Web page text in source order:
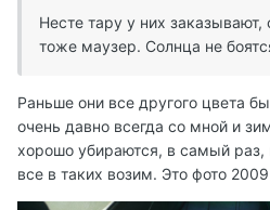
Несте тару у них
тоже маузер. Солнца не
Раньше они все другого цвета
очень давно всегда со мной и
хорошо убираются, в самый
все в таких возим. Это фото